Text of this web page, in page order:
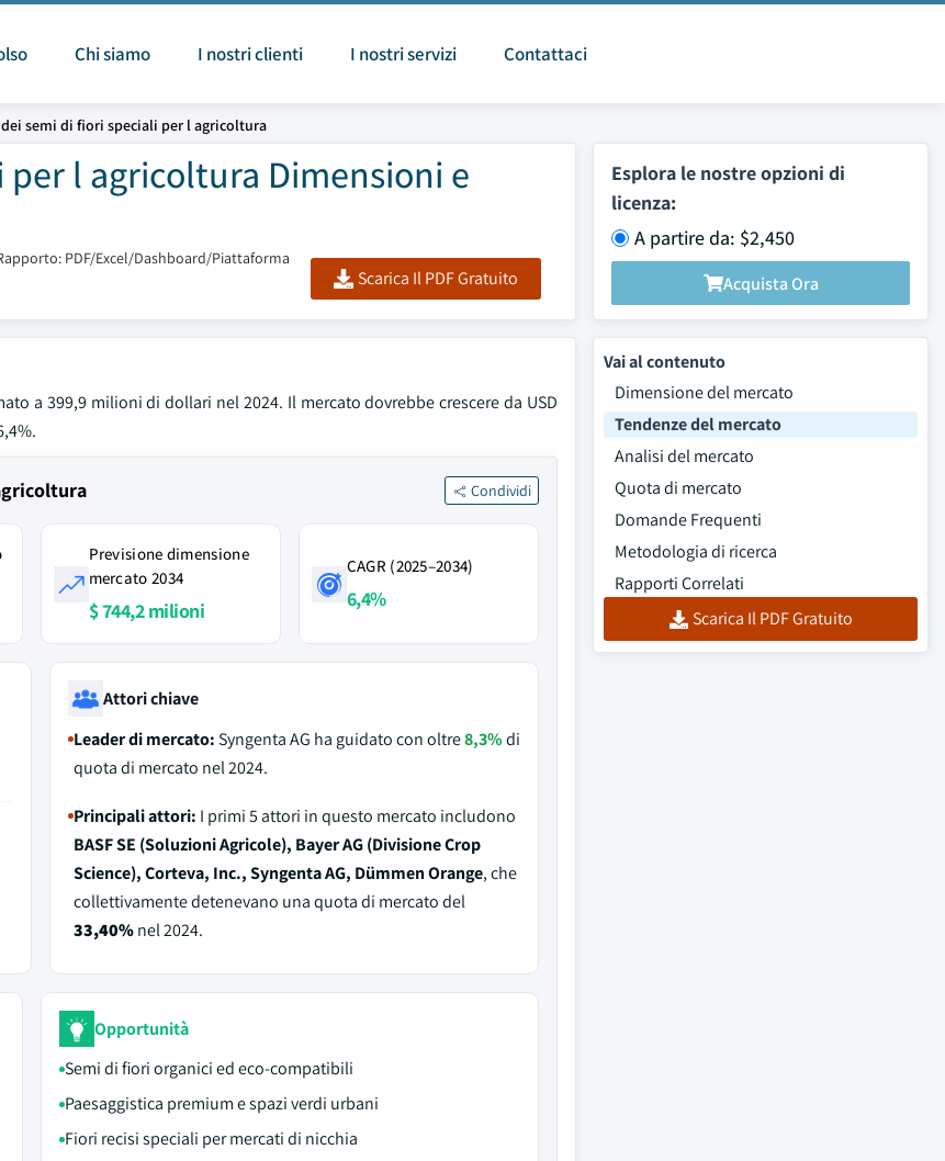
Chi siamo I nostri clienti I nostri servizi Contattaci
dei semi di fiori speciali per l agricoltura
l agricoltura Dimensioni e
PDF/Excel/Dashboard/Piattaforma
Scarica Il PDF Gratuito
Esplora le nostre opzioni di
licenza:
A partire da: $2,450
Acquista Ora
a 399,9 milioni di dollari nel 2024. Il mercato dovrebbe crescere da USD
Condividi
Previsione dimensione
mercato 2034
$ 744,2 milioni
CAGR (2025–2034)
6,4%
Attori chiave
Leader di mercato:Syngenta AG ha guidato con oltre8,3%di
quota di mercato nel 2024.
Principali attori: I primi 5 attori in questo mercato includono
BASF SE (Soluzioni Agricole), Bayer AG (Divisione Crop
Science), Corteva, Inc., Syngenta AG, Dümmen Orange, che
collettivamente detenevano una quota di mercato del
33,40%nel 2024.
Opportunità
Semi di fiori organici ed eco-compatibili
Paesaggistica premium e spazi verdi urbani
Fiori recisi speciali per mercati di nicchia
Vai al contenuto
Dimensione del mercato
Tendenze del mercato
Analisi del mercato
Quota di mercato
Domande Frequenti
Metodologia di ricerca
Rapporti Correlati
Scarica Il PDF Gratuito